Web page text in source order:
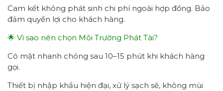
Cam kết không phát sinh chi phí ngoài hợp đồng. Bảo
đảm quyền lợi cho khách hàng.
🌟 Vì sao nên chọn Môi Trường Phát Tài?
Có mặt nhanh chóng sau 10–15 phút khi khách hàng
gọi.
Thiết bị nhập khẩu hiện đại, xử lý sạch sẽ, không mùi